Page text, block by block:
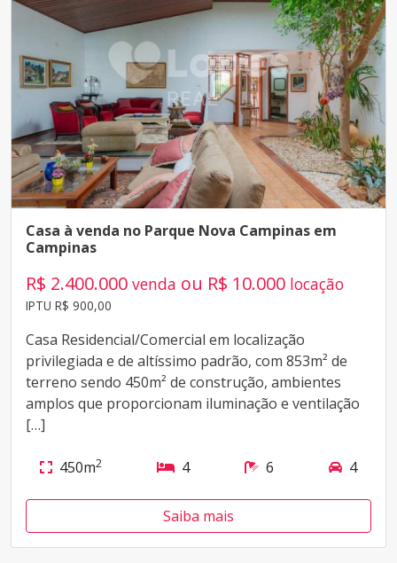
Casa à venda no Parque Nova Campinas em
Campinas
R$ 2.400.000 venda ou R$ 10.000 locação
IPTU R$ 900,00
Casa Residencial/Comercial em localização
privilegiada e de altíssimo padrão, com 853m² de
terreno sendo 450m² de construção, ambientes
amplos que proporcionam iluminação e ventilação
[…]
450m2 4 6 4
Saiba mais